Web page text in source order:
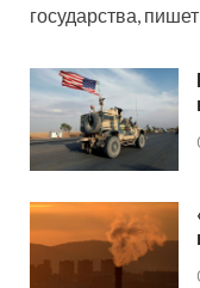
государства,